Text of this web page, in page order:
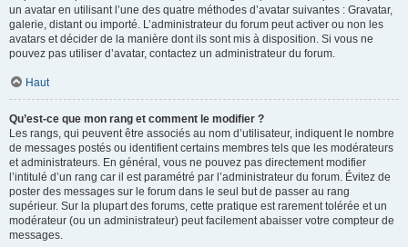
un avatar en utilisant l’une des quatre méthodes d’avatar suivantes : Gravatar,
galerie, distant ou importé. L’administrateur du forum peut activer ou non les
avatars et décider de la manière dont ils sont mis à disposition. Si vous ne
pouvez pas utiliser d’avatar, contactez un administrateur du forum.
Haut
Qu’est-ce que mon rang et comment le modifier ?
Les rangs, qui peuvent être associés au nom d’utilisateur, indiquent le nombre
de messages postés ou identifient certains membres tels que les modérateurs
et administrateurs. En général, vous ne pouvez pas directement modifier
l’intitulé d’un rang car il est paramétré par l’administrateur du forum. Évitez de
poster des messages sur le forum dans le seul but de passer au rang
supérieur. Sur la plupart des forums, cette pratique est rarement tolérée et un
modérateur (ou un administrateur) peut facilement abaisser votre compteur de
messages.